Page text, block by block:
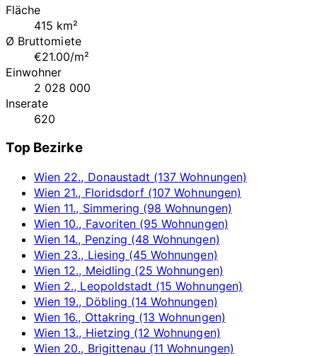
Fläche
415 km²
Ø Bruttomiete
€21.00/m²
Einwohner
2 028 000
Inserate
620
Top Bezirke
Wien 22., Donaustadt (137 Wohnungen)
Wien 21., Floridsdorf (107 Wohnungen)
Wien 11., Simmering (98 Wohnungen)
Wien 10., Favoriten (95 Wohnungen)
Wien 14., Penzing (48 Wohnungen)
Wien 23., Liesing (45 Wohnungen)
Wien 12., Meidling (25 Wohnungen)
Wien 2., Leopoldstadt (15 Wohnungen)
Wien 19., Döbling (14 Wohnungen)
Wien 16., Ottakring (13 Wohnungen)
Wien 13., Hietzing (12 Wohnungen)
Wien 20., Brigittenau (11 Wohnungen)